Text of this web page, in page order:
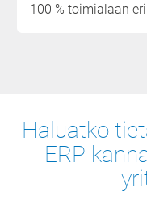
100 % toimialaan
Haluatko
ERP